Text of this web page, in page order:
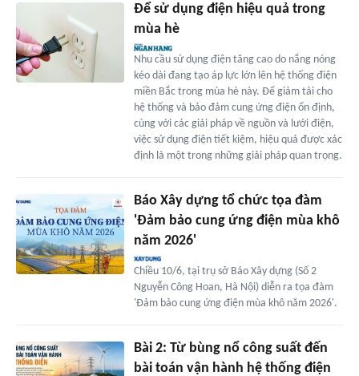
Để sử dụng điện hiệu quả trong
mùa hè
Nhu cầu sử dụng điện tăng cao do nắng nóng
kéo dài đang tạo áp lực lớn lên hệ thống điện
miền Bắc trong mùa hè này. Để giảm tải cho
hệ thống và bảo đảm cung ứng điện ổn định,
cùng với các giải pháp về nguồn và lưới điện,
việc sử dụng điện tiết kiệm, hiệu quả được xác
định là một trong những giải pháp quan trọng.
Báo Xây dựng tổ chức tọa đàm
'Đảm bảo cung ứng điện mùa khô
năm 2026'
Chiều 10/6, tại trụ sở Báo Xây dựng (Số 2
Nguyễn Công Hoan, Hà Nội) diễn ra tọa đàm
'Đảm bảo cung ứng điện mùa khô năm 2026'.
Bài 2: Từ bùng nổ công suất đến
bài toán vận hành hệ thống điện